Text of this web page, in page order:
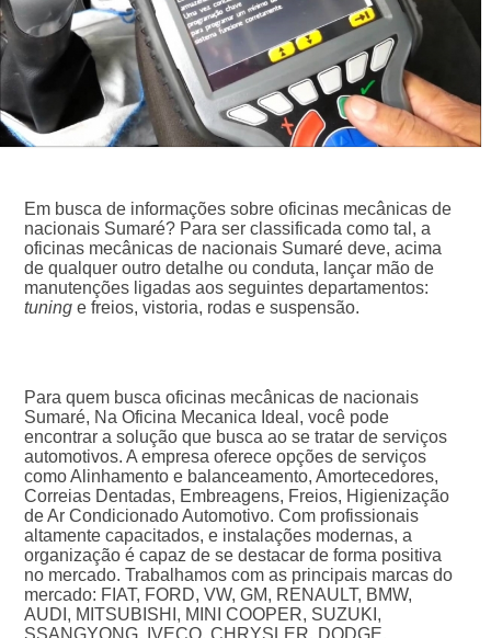
Em busca de informações sobre oficinas mecânicas de
nacionais Sumaré? Para ser classificada como tal, a
oficinas mecânicas de nacionais Sumaré deve, acima
de qualquer outro detalhe ou conduta, lançar mão de
manutenções ligadas aos seguintes departamentos:
tuninge freios, vistoria, rodas e suspensão.
Para quem busca oficinas mecânicas de nacionais
Sumaré, Na Oficina Mecanica Ideal, você pode
encontrar a solução que busca ao se tratar de serviços
automotivos. A empresa oferece opções de serviços
como Alinhamento e balanceamento, Amortecedores,
Correias Dentadas, Embreagens, Freios, Higienização
de Ar Condicionado Automotivo. Com profissionais
altamente capacitados, e instalações modernas, a
organização é capaz de se destacar de forma positiva
no mercado. Trabalhamos com as principais marcas do
mercado: FIAT, FORD, VW, GM, RENAULT, BMW,
AUDI, MITSUBISHI, MINI COOPER, SUZUKI,